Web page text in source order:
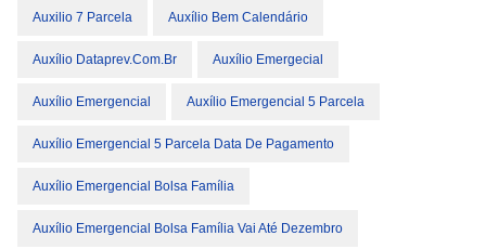
Auxilio 7 Parcela Auxílio Bem Calendário
Auxílio Dataprev.com.br Auxílio Emergecial
Auxílio Emergencial Auxílio Emergencial 5 Parcela
Auxílio Emergencial 5 Parcela Data De Pagamento
Auxílio Emergencial Bolsa Família
Auxílio Emergencial Bolsa Família Vai Até Dezembro